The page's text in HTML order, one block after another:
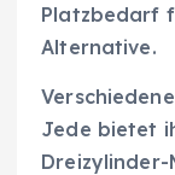
Platzbedarf
Alternative.
Verschiedene
Jede bietet